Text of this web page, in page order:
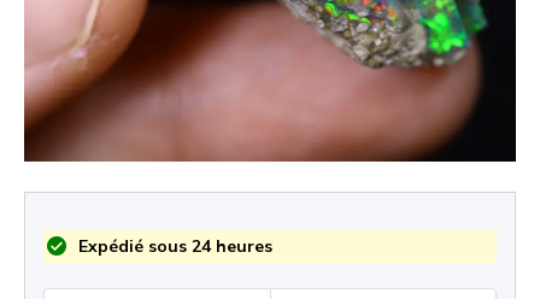
Expédié sous 24 heures